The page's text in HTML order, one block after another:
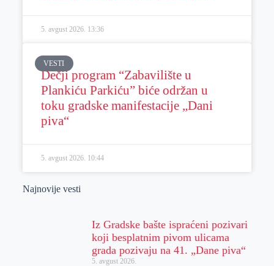
5. avgust 2026. 13:36
VESTI
Dečji program “Zabavilište u
Plankiću Parkiću” biće održan u
toku gradske manifestacije „Dani
piva“
5. avgust 2026. 10:44
Najnovije vesti
Iz Gradske bašte ispraćeni pozivari
koji besplatnim pivom ulicama
grada pozivaju na 41. „Dane piva“
5. avgust 2026.